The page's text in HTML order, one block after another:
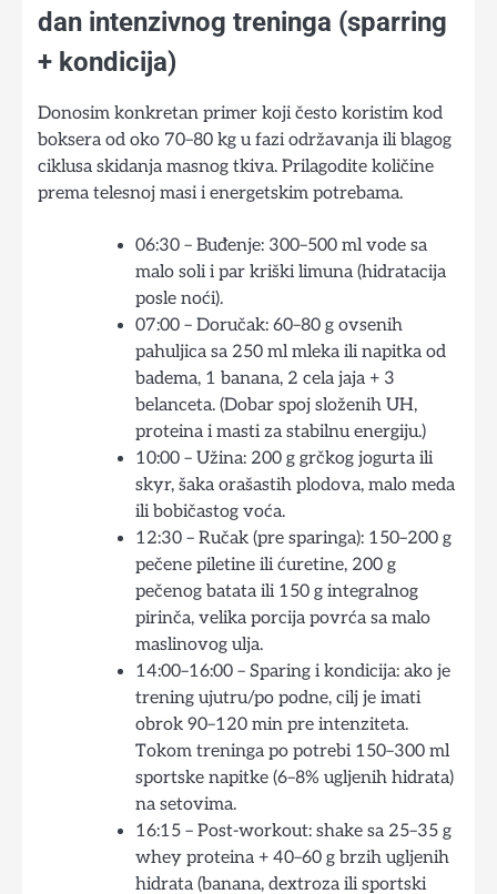
dan intenzivnog treninga (sparring
+ kondicija)
Donosim konkretan primer koji često koristim kod
boksera od oko 70–80 kg u fazi održavanja ili blagog
ciklusa skidanja masnog tkiva. Prilagodite količine
prema telesnoj masi i energetskim potrebama.
06:30 – Buđenje: 300–500 ml vode sa
malo soli i par kriški limuna (hidratacija
posle noći).
07:00 – Doručak: 60–80 g ovsenih
pahuljica sa 250 ml mleka ili napitka od
badema, 1 banana, 2 cela jaja + 3
belanceta. (Dobar spoj složenih UH,
proteina i masti za stabilnu energiju.)
10:00 – Užina: 200 g grčkog jogurta ili
skyr, šaka orašastih plodova, malo meda
ili bobičastog voća.
12:30 – Ručak (pre sparinga): 150–200 g
pečene piletine ili ćuretine, 200 g
pečenog batata ili 150 g integralnog
pirinča, velika porcija povrća sa malo
maslinovog ulja.
14:00–16:00 – Sparing i kondicija: ako je
trening ujutru/po podne, cilj je imati
obrok 90–120 min pre intenziteta.
Tokom treninga po potrebi 150–300 ml
sportske napitke (6–8% ugljenih hidrata)
na setovima.
16:15 – Post-workout: shake sa 25–35 g
whey proteina + 40–60 g brzih ugljenih
hidrata (banana, dextroza ili sportski